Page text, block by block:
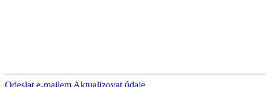
Odeslat e-mailem Aktualizovat údaje